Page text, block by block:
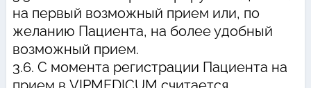
на первый возможный прием или, по
желанию Пациента, на более удобный
возможный прием.
3.6. С момента регистрации Пациента на